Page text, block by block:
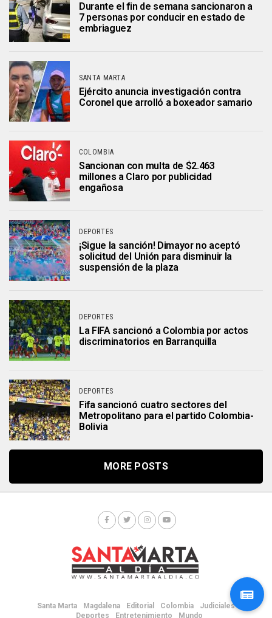
Durante el fin de semana sancionaron a
7 personas por conducir en estado de
embriaguez
SANTA MARTA
Ejército anuncia investigación contra
Coronel que arrolló a boxeador samario
COLOMBIA
Sancionan con multa de $2.463
millones a Claro por publicidad
engañosa
DEPORTES
¡Sigue la sanción! Dimayor no aceptó
solicitud del Unión para disminuir la
suspensión de la plaza
DEPORTES
La FIFA sancionó a Colombia por actos
discriminatorios en Barranquilla
DEPORTES
Fifa sancionó cuatro sectores del
Metropolitano para el partido Colombia-
Bolivia
MORE POSTS
Santa Marta Magdalena Editorial Colombia
Judiciales
Deportes
Entretenimiento Mundo